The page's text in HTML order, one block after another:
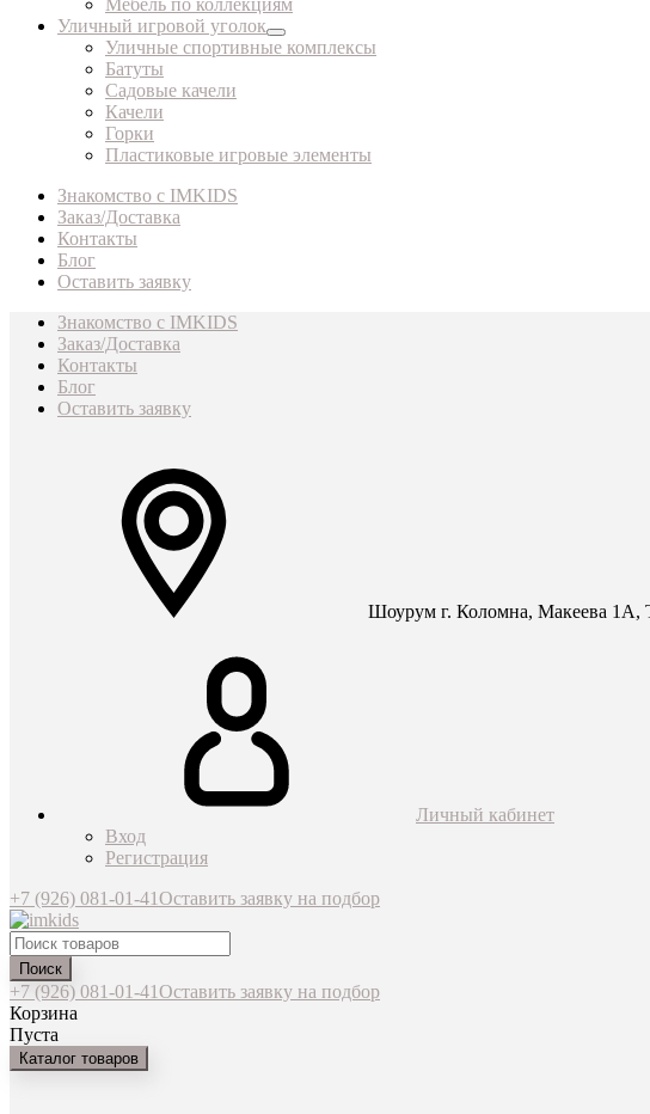
Мебель по коллекциям
Уличный игровой уголок
Уличные спортивные комплексы
Батуты
Садовые качели
Качели
Горки
Пластиковые игровые элементы
Знакомство с IMKIDS
Заказ/Доставка
Контакты
Блог
Оставить заявку
Знакомство с IMKIDS
Заказ/Доставка
Контакты
Блог
Оставить заявку
Шоурум г. Коломна, Макеева 1А,
Личный кабинет
Вход
Регистрация
+7 (926) 081-01-41Оставить заявку на подбор
Поиск
+7 (926) 081-01-41Оставить заявку на подбор
Корзина
Пуста
Каталог товаров